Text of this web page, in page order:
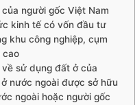
người gốc Việt Nam
kinh tế có vốn đầu tư
khu công nghiệp, cụm
cao
sử dụng đất ở của
nước ngoài được sở hữu
ngoài hoặc người gốc